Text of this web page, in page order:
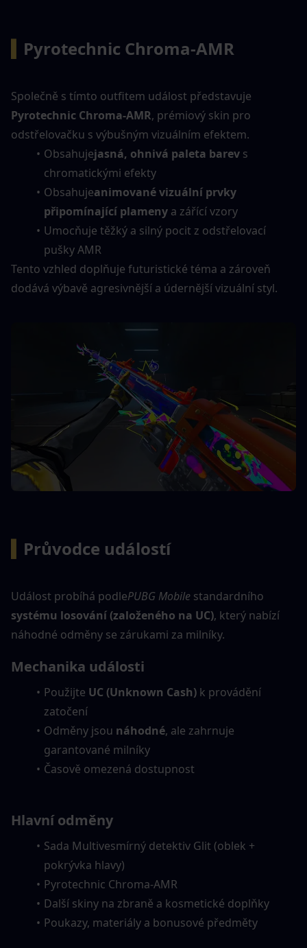
Pyrotechnic Chroma-AMR
Pyrotechnic Chroma-AMR, prémiový skin pro
odstřelovačku s výbušným vizuálním efektem.
Obsahujejasná, ohnivá paleta barev s
chromatickými efekty
Obsahujeanimované vizuální prvky
připomínající plameny a zářící vzory
Umocňuje těžký a silný pocit z odstřelovací
pušky AMR
Tento vzhled doplňuje futuristické téma a zároveň
dodává výbavě agresivnější a údernější vizuální styl.
Průvodce událostí
Událost probíhá podlePUBG Mobile standardního
systému losování (založeného na UC), který nabízí
náhodné odměny se zárukami za milníky.
Mechanika události
Použijte UC (Unknown Cash) k provádění
zatočení
Odměny jsou náhodné, ale zahrnuje
garantované milníky
Časově omezená dostupnost
Hlavní odměny
Sada Multivesmírný detektiv Glit (oblek +
pokrývka hlavy)
Pyrotechnic Chroma-AMR
Další skiny na zbraně a kosmetické doplňky
Poukazy, materiály a bonusové předměty